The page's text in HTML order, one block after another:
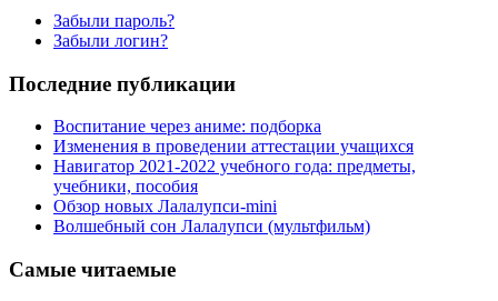
Забыли пароль?
Забыли логин?
Последние публикации
Воспитание через аниме: подборка
Изменения в проведении аттестации учащихся
Навигатор 2021-2022 учебного года: предметы,
учебники, пособия
Обзор новых Лалалупси-mini
Волшебный сон Лалалупси (мультфильм)
Самые читаемые